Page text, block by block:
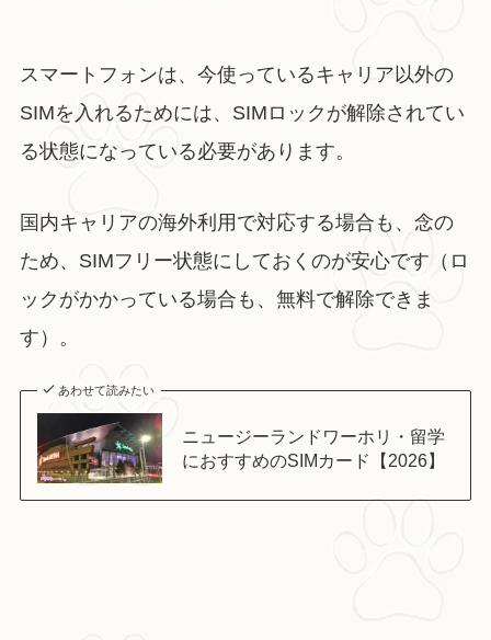
スマートフォンは、今使っているキャリア以外の
SIMを入れるためには、SIMロックが解除されてい
る状態になっている必要があります。
国内キャリアの海外利用で対応する場合も、念の
ため、SIMフリー状態にしておくのが安心です（ロ
ックがかかっている場合も、無料で解除できま
す）。
あわせて読みたい
ニュージーランドワーホリ・留学
におすすめのSIMカード【2026】